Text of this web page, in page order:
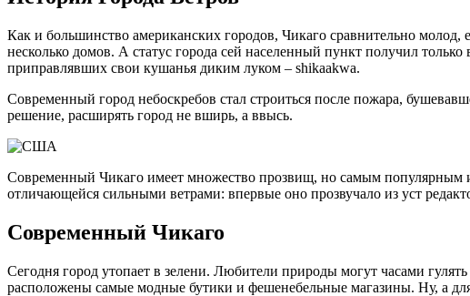
Как и большинство американских городов, Чикаго сравнительно молод,
несколько домов. А статус города сей населенный пункт получил
приправлявших свои кушанья диким луком – shikaakwa.
Современный город небоскребов стал строиться после пожара,
решение, расширять город не вширь, а ввысь.
Современный Чикаго имеет множество прозвищ, но самым популярным
отличающейся сильными ветрами: впервые оно прозвучало из уст
Современный Чикаго
Сегодня город утопает в зелени. Любители природы могут часами
расположены самые модные бутики и фешенебельные магазины. Ну, а